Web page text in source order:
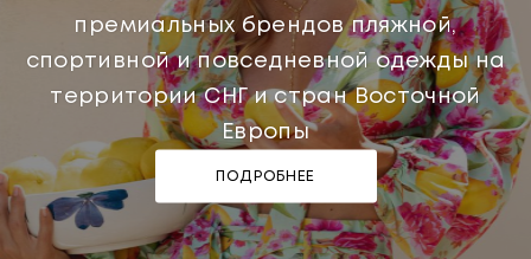
премиальных брендов пляжной,
спортивной и повседневной одежды на
территории СНГ и стран Восточной
Европы
ПОДРОБНЕЕ